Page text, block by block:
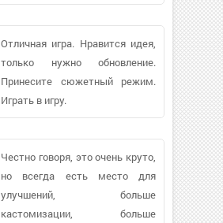
Отличная игра. Нравится идея,
только нужно обновление.
Принесите сюжетный режим.
Играть в игру.
Честно говоря, это очень круто,
но всегда есть место для
улучшений, больше
кастомизации, больше